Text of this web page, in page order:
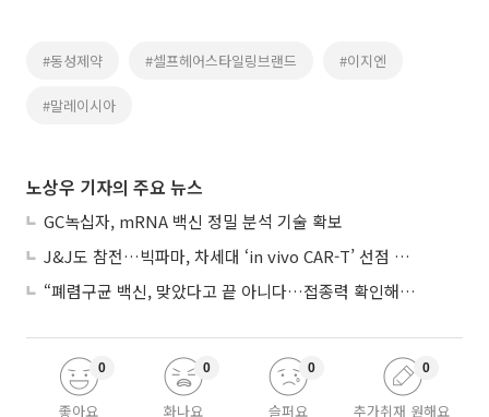
#동성제약 #셀프헤어스타일링브랜드 #이지엔
#말레이시아
노상우 기자의 주요 뉴스
GC녹십자, mRNA 백신 정밀 분석 기술 확보
J&J도 참전…빅파마, 차세대 ‘in vivo CAR-T’ 선점 경쟁 본격화
“폐렴구균 백신, 맞았다고 끝 아니다…접종력 확인해야”
좋아요
0
화나요
0
슬퍼요
0
추가취재 원해요
0